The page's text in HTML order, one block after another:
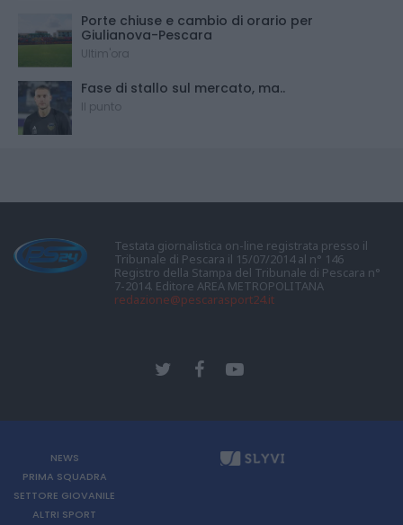
Porte chiuse e cambio di orario per
Giulianova-Pescara
Ultim'ora
Fase di stallo sul mercato, ma..
Il punto
Testata giornalistica on-line registrata presso il
Tribunale di Pescara il 15/07/2014 al n° 146
Registro della Stampa del Tribunale di Pescara n°
7-2014. Editore AREA METROPOLITANA
redazione@pescarasport24.it
NEWS
PRIMA SQUADRA
SETTORE GIOVANILE
ALTRI SPORT